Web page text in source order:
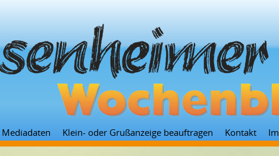
Zum
Inhalt
Mediadaten Klein- oder Grußanzeige beauftragen Kontakt